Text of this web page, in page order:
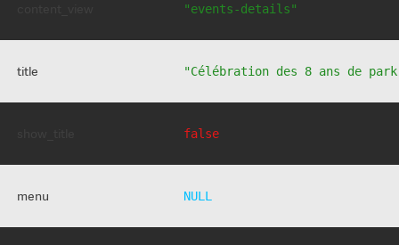
"events-details"
title "Célébration des 8 ans de
false
menu NULL